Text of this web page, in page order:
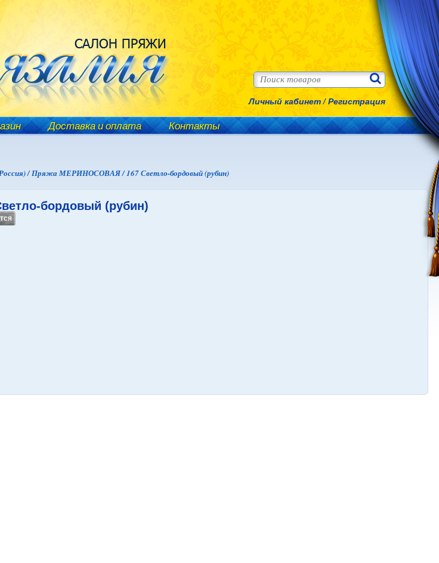
Личный кабинет/Регистрация
Доставка и оплата Контакты
/Пряжа МЕРИНОСОВАЯ /167 Светло-бордовый (рубин)
бордовый (рубин)